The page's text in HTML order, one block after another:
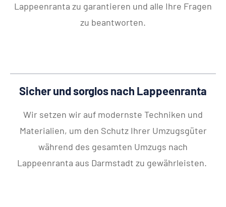
Lappeenranta zu garantieren und alle Ihre Fragen
zu beantworten.
Sicher und sorglos nach Lappeenranta
Wir setzen wir auf modernste Techniken und
Materialien, um den Schutz Ihrer Umzugsgüter
während des gesamten Umzugs nach
Lappeenranta aus Darmstadt zu gewährleisten.